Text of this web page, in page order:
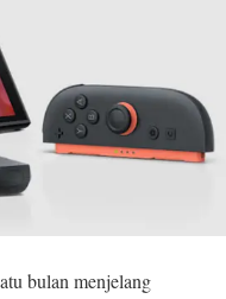
bulan menjelang